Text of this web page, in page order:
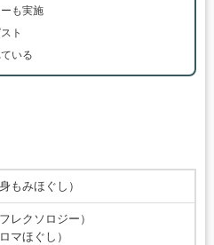
も実施
ト
いる
もみほぐし）
レクソロジー）
マほぐし）